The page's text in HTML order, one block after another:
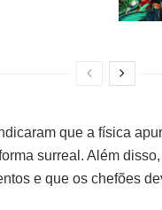
que a física
surreal. Além
e que os chefões